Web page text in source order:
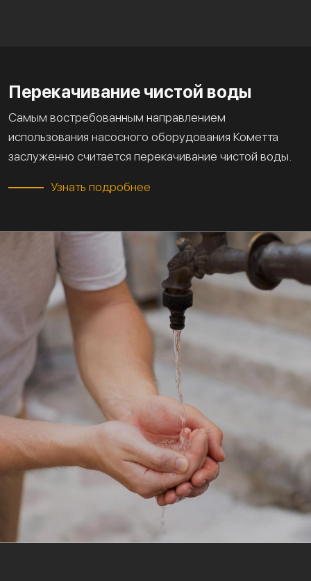
Перекачивание чистой воды
Самым востребованным направлением
использования насосного оборудования Кометта
заслуженно считается перекачивание чистой воды.
Узнать подробнее